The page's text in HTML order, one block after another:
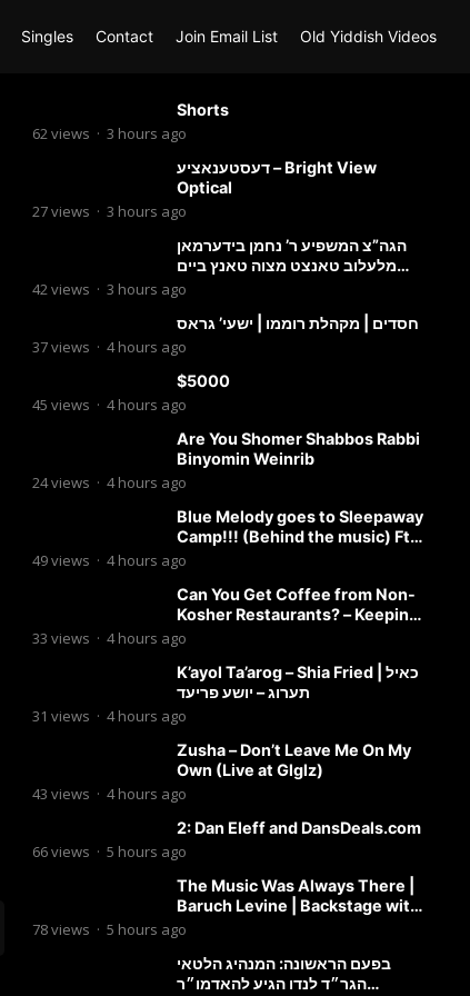
Singles Contact Join Email List Old Yiddish Videos
Shorts
62views · 3 hours ago
דעסטענאציע – Bright View
Optical
27views · 3 hours ago
הגה”צ המשפיע ר’ נחמן בידערמאן
מלעלוב טאנצט מצוה טאנץ ביים
שמחת החתונה פון בנו החתן
42views · 3 hours ago
חסדים | מקהלת רוממו | ישעי’ גראס
37views · 4 hours ago
$5000
45 views · 4 hours ago
Are You Shomer Shabbos Rabbi
Binyomin Weinrib
24views · 4 hours ago
Blue Melody goes to Sleepaway
Camp!!! (Behind the music) Ft.
Dovid Berger and Chaim Brown
49views · 4 hours ago
Can You Get Coffee from Non-
Kosher Restaurants? – Keeping
it Kosher Clips
33 views · 4 hours ago
K’ayol Ta’arog – Shia Fried | כאיל
תערוג – יושע פריעד
31 views · 4 hours ago
Zusha – Don’t Leave Me On My
Own (Live at Glglz)
43 views · 4 hours ago
2: Dan Eleff and DansDeals.com
66views · 5 hours ago
The Music Was Always There |
Baruch Levine | Backstage with
Benny
78views · 5 hours ago
בפעם הראשונה: המנהיג הלטאי
הגר״ד לנדו הגיע להאדמו״ר